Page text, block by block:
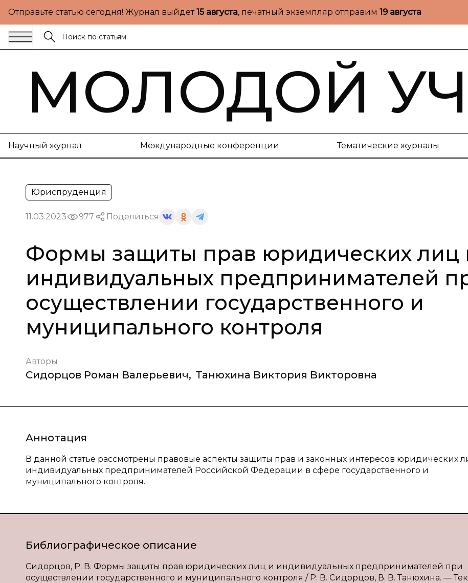
Отправьте статью сегодня! Журнал выйдет15 августа, печатный экземпляр отправим 19 августа
МОЛОДОЙ
Научный журнал Международные конференции Тематические журналы
Юриспруденция
11.03.2023 977 Поделиться
Формы защиты прав юридических лиц
индивидуальных предпринимателей
осуществлении государственного и
муниципального контроля
Авторы
Сидорцов Роман Валерьевич, Танюхина Виктория Викторовна
Аннотация
В данной статье рассмотрены правовые аспекты защиты прав и законных интересов юридических
индивидуальных предпринимателей Российской Федерации в сфере государственного и
муниципального контроля.
Библиографическое описание
Сидорцов, Р. В. Формы защиты прав юридических лиц и индивидуальных предпринимателей при
осуществлении государственного и муниципального контроля / Р. В. Сидорцов, В. В. Танюхина. —